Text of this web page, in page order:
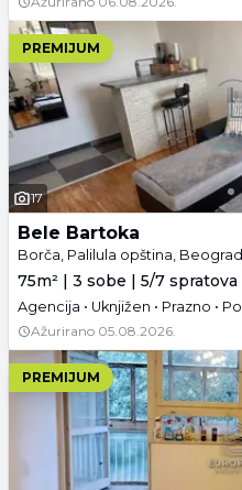
PREMIJUM
17
Bele Bartoka
Borča, Palilula opština, Beograd
75m² | 3 sobe | 5/7 spratova
Ažurirano 05.08.2026.
PREMIJUM